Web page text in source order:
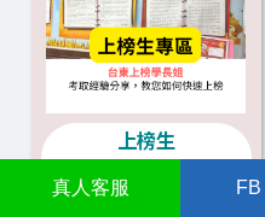
真人 客服 FB
上榜生
經驗分享